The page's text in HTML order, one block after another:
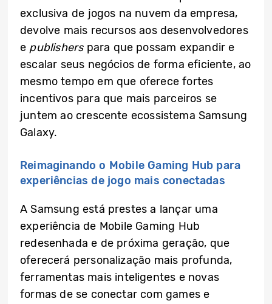
exclusiva de jogos na nuvem da empresa,
devolve mais recursos aos desenvolvedores
e publisherspara que possam expandir e
escalar seus negócios de forma eficiente, ao
mesmo tempo em que oferece fortes
incentivos para que mais parceiros se
juntem ao crescente ecossistema Samsung
Galaxy.
Reimaginando o Mobile Gaming Hub para
experiências de jogo mais conectadas
A Samsung está prestes a lançar uma
experiência de Mobile Gaming Hub
redesenhada e de próxima geração, que
oferecerá personalização mais profunda,
ferramentas mais inteligentes e novas
formas de se conectar com games e